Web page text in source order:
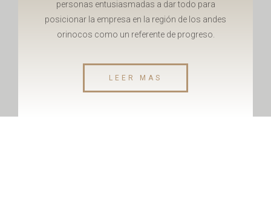
personas entusiasmadas a dar todo para
posicionar la empresa en la región de los andes
orinocos como un referente de progreso.
LEER MAS